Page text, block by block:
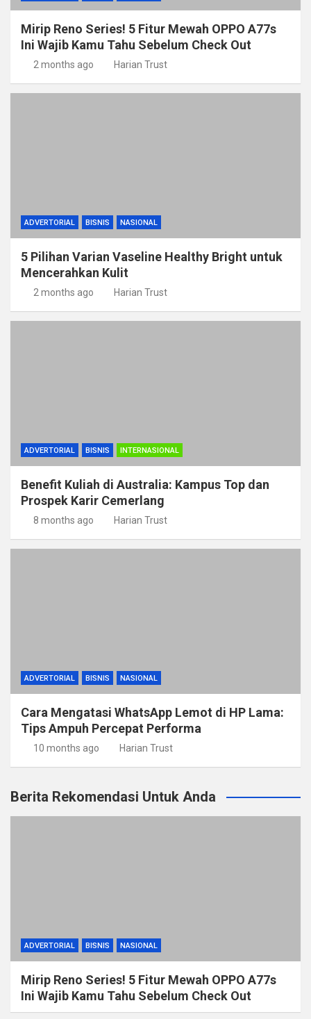
Mirip Reno Series! 5 Fitur Mewah OPPO A77s
Ini Wajib Kamu Tahu Sebelum Check Out
2 months ago Harian Trust
ADVERTORIAL BISNIS NASIONAL
5 Pilihan Varian Vaseline Healthy Bright untuk
Mencerahkan Kulit
2 months ago Harian Trust
ADVERTORIAL BISNIS INTERNASIONAL
Benefit Kuliah di Australia: Kampus Top dan
Prospek Karir Cemerlang
8 months ago Harian Trust
ADVERTORIAL BISNIS NASIONAL
Cara Mengatasi WhatsApp Lemot di HP Lama:
Tips Ampuh Percepat Performa
10 months ago Harian Trust
Berita Rekomendasi Untuk Anda
ADVERTORIAL BISNIS NASIONAL
Mirip Reno Series! 5 Fitur Mewah OPPO A77s
Ini Wajib Kamu Tahu Sebelum Check Out